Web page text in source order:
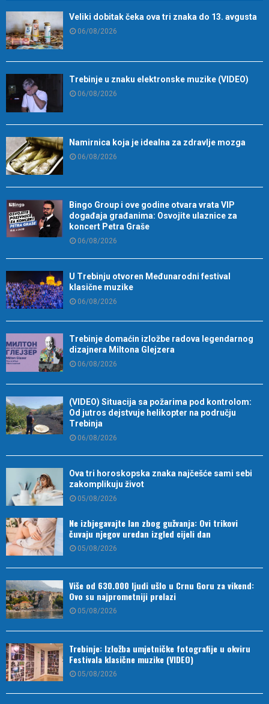
Veliki dobitak čeka ova tri znaka do 13. avgusta
06/08/2026
Trebinje u znaku elektronske muzike (VIDEO)
06/08/2026
Namirnica koja je idealna za zdravlje mozga
06/08/2026
Bingo Group i ove godine otvara vrata VIP
događaja građanima: Osvojite ulaznice za
koncert Petra Graše
06/08/2026
U Trebinju otvoren Međunarodni festival
klasične muzike
06/08/2026
Trebinje domaćin izložbe radova legendarnog
dizajnera Miltona Glejzera
06/08/2026
(VIDEO) Situacija sa požarima pod kontrolom:
Od jutros dejstvuje helikopter na području
Trebinja
06/08/2026
Ova tri horoskopska znaka najčešće sami sebi
zakomplikuju život
05/08/2026
Ne izbjegavajte lan zbog gužvanja: Ovi trikovi
čuvaju njegov uredan izgled cijeli dan
05/08/2026
Više od 630.000 ljudi ušlo u Crnu Goru za vikend:
Ovo su najprometniji prelazi
05/08/2026
Trebinje: Izložba umjetničke fotografije u okviru
Festivala klasične muzike (VIDEO)
05/08/2026